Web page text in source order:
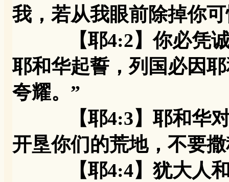
我，若从我眼前除掉你
【耶4:2】你必凭诚
耶和华起誓，列国必因
夸耀。”
【耶4:3】耶和华对
开垦你们的荒地，不要
【耶4:4】犹大人和